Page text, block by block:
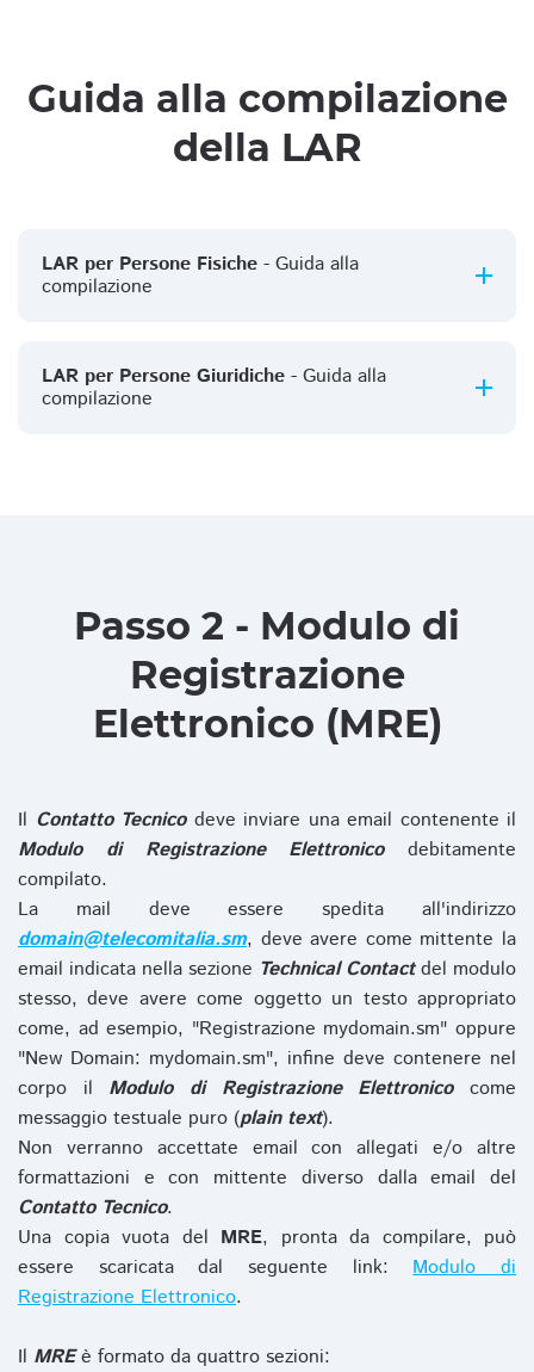
Guida alla compilazione
della LAR
LAR per Persone Fisiche - Guida alla
compilazione
LAR per Persone Giuridiche - Guida alla
compilazione
Passo 2 - Modulo di
Registrazione
Elettronico (MRE)
Il Contatto Tecnicodeve inviare una email contenente il
Modulo di Registrazione Elettronicodebitamente
compilato.
La mail deve essere spedita all'indirizzo
domain@telecomitalia.sm, deve avere come mittente la
email indicata nella sezione Technical Contactdel modulo
stesso, deve avere come oggetto un testo appropriato
come, ad esempio, "Registrazione mydomain.sm" oppure
"New Domain: mydomain.sm", infine deve contenere nel
corpo il Modulo di Registrazione Elettronicocome
messaggio testuale puro (plain text).
Non verranno accettate email con allegati e/o altre
formattazioni e con mittente diverso dalla email del
Contatto Tecnico.
Una copia vuota del MRE, pronta da compilare, può
essere scaricata dal seguente link:Modulo di
Registrazione Elettronico.
Il MREè formato da quattro sezioni: